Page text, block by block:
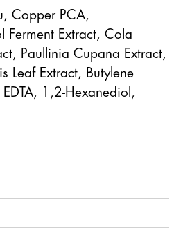
Copper PCA,
Ferment Extract, Cola
Paullinia Cupana Extract,
Leaf Extract, Butylene
1,2-Hexanediol,